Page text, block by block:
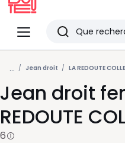
Menu
Redoute
Rechercher
Derniers
articles
vus
... Jean droit LA REDOUTE
Jean droit
REDOUTE
6